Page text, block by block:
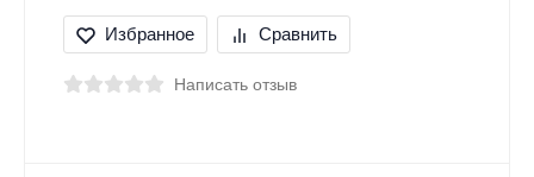
Избранное Сравнить
Написать отзыв